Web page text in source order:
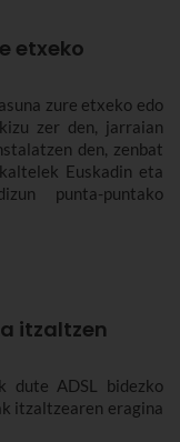
etxeko
zure etxeko edo
zer den, jarraian
den, zenbat
Euskadin eta
punta-puntako
itzaltzen
dute ADSL bidezko
itzaltzearen eragina